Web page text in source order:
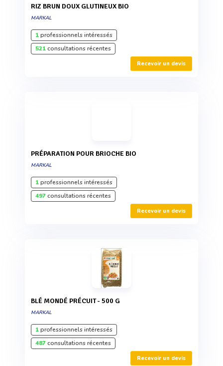
RIZ BRUN DOUX GLUTINEUX BIO
MARKAL
1professionnels intéressés
521consultations récentes
Recevoir un devis
PRÉPARATION POUR BRIOCHE BIO
MARKAL
1professionnels intéressés
497consultations récentes
Recevoir un devis
BLÉ MONDÉ PRÉCUIT - 500 G
MARKAL
1professionnels intéressés
487consultations récentes
Recevoir un devis